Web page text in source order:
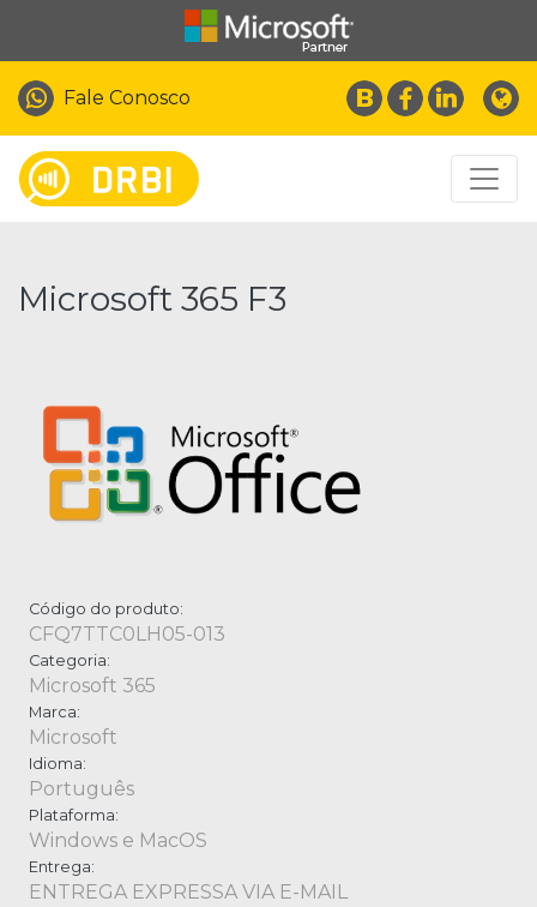
Fale Conosco
Microsoft 365 F3
Código do produto:
CFQ7TTC0LH05-013
Categoria:
Microsoft 365
Marca:
Microsoft
Idioma:
Português
Plataforma:
Windows e MacOS
Entrega:
ENTREGA EXPRESSA VIA E-MAIL